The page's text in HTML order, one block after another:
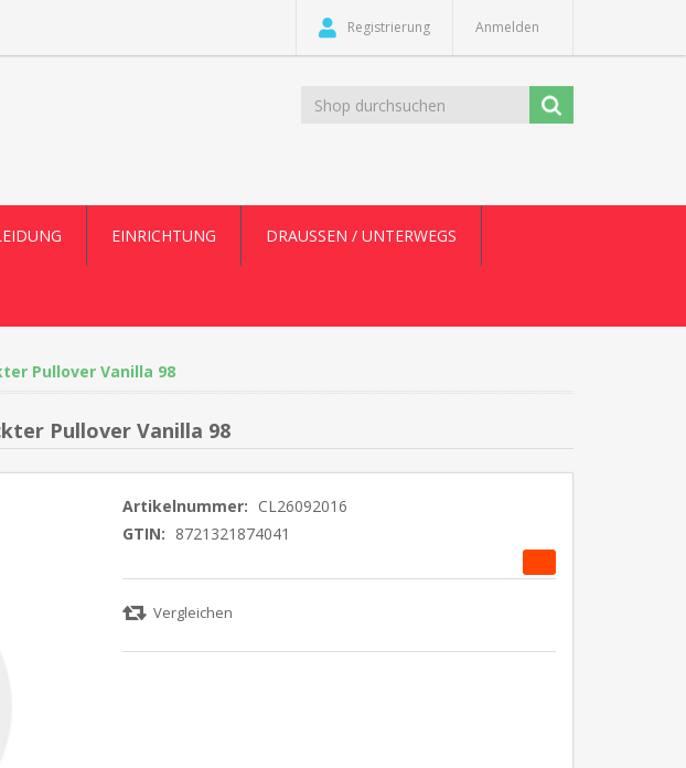
Registrierung Anmelden
EINRICHTUNG DRAUSSEN / UNTERWEGS
Pullover Vanilla 98
Pullover Vanilla 98
Artikelnummer: CL26092016
GTIN: 8721321874041